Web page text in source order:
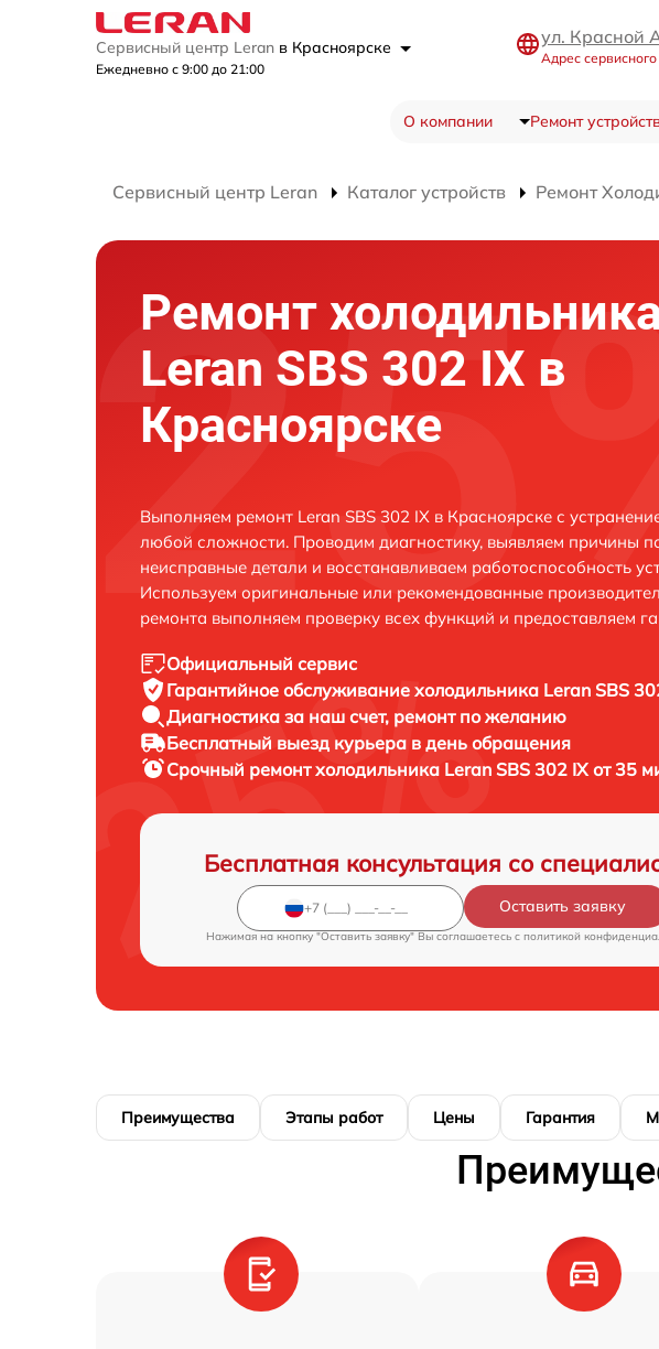
Сервисный центр Leran в Красноярске
Ежедневно с 9:00 до 21:00
ул. Красной
Адрес
О компании Ремонт
Сервисный центр Leran Каталог устройств Ремонт
Ремонт
Leran SBS 302 IX в
Красноярске
Выполняем ремонт Leran SBS 302 IX в Красноярске с
любой сложности. Проводим диагностику, выявляем причины
неисправные детали и восстанавливаем работоспособность
Используем оригинальные или рекомендованные
ремонта выполняем проверку всех функций и предоставляем
Официальный сервис
Гарантийное обслуживание холодильника Leran SBS
Диагностика за наш счет, ремонт по желанию
Бесплатный выезд курьера в день обращения
Срочный ремонтхолодильника Leran SBS 302 IX от 35
Бесплатная консультация со
Оставить заявку
Нажимая на кнопку "Оставить заявку" Вы соглашаетесь c политикой
Преимущества Этапы работ Цены Гарантия